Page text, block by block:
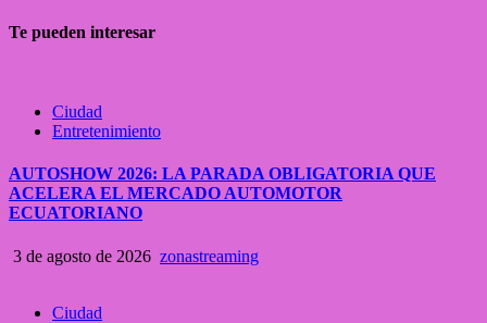
Te pueden interesar
Ciudad
Entretenimiento
AUTOSHOW 2026: LA PARADA OBLIGATORIA QUE
ACELERA EL MERCADO AUTOMOTOR
ECUATORIANO
3 de agosto de 2026 zonastreaming
Ciudad